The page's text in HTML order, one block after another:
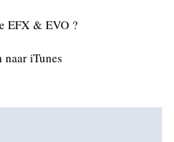
EFX & EVO ?
iTunes